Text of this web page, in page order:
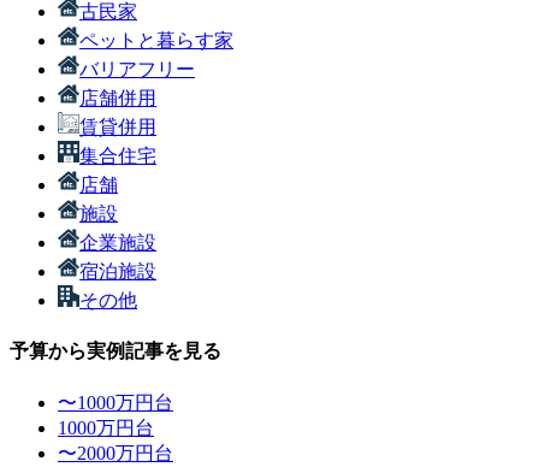
古民家
ペットと暮らす家
バリアフリー
店舗併用
賃貸併用
集合住宅
店舗
施設
企業施設
宿泊施設
その他
予算から実例記事を見る
〜1000万円台
1000万円台
〜2000万円台